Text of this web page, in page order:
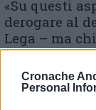
Cronache
Personal
«Su questi
derogare al
Lega – ma
di farsi
portare